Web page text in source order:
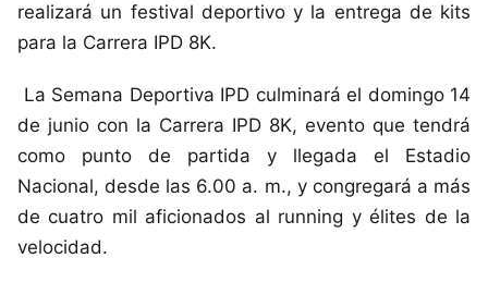
realizará un festival deportivo y la entrega de kits
para la Carrera IPD 8K.
La Semana Deportiva IPD culminará el domingo 14
de junio con la Carrera IPD 8K, evento que tendrá
como punto de partida y llegada el Estadio
Nacional, desde las 6.00 a. m., y congregará a más
de cuatro mil aficionados al running y élites de la
velocidad.